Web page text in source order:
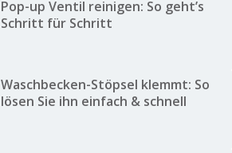
Pop-up Ventil reinigen: So geht’s
Schritt für Schritt
Waschbecken-Stöpsel klemmt: So
lösen Sie ihn einfach & schnell